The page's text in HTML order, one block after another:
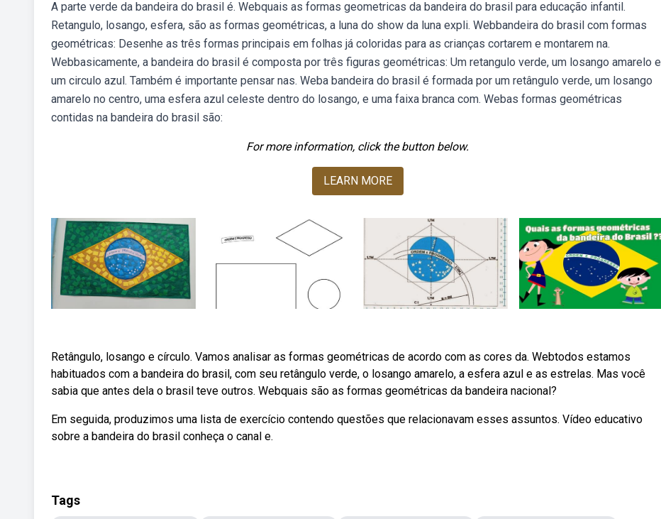
A parte verde da bandeira do brasil é. Webquais as formas geometricas da bandeira do brasil para educação infantil.
Retangulo, losango, esfera, são as formas geométricas, a luna do show da luna expli. Webbandeira do brasil com formas
geométricas: Desenhe as três formas principais em folhas já coloridas para as crianças cortarem e montarem na.
Webbasicamente, a bandeira do brasil é composta por três figuras geométricas: Um retangulo verde, um losango amarelo e
um circulo azul. Também é importante pensar nas. Weba bandeira do brasil é formada por um retângulo verde, um losango
amarelo no centro, uma esfera azul celeste dentro do losango, e uma faixa branca com. Webas formas geométricas
contidas na bandeira do brasil são:
For more information, click the button below.
LEARN MORE
Retângulo, losango e círculo. Vamos analisar as formas geométricas de acordo com as cores da. Webtodos estamos
habituados com a bandeira do brasil, com seu retângulo verde, o losango amarelo, a esfera azul e as estrelas. Mas você
sabia que antes dela o brasil teve outros. Webquais são as formas geométricas da bandeira nacional?
Em seguida, produzimos uma lista de exercício contendo questões que relacionavam esses assuntos. Vídeo educativo
sobre a bandeira do brasil conheça o canal e.
Tags